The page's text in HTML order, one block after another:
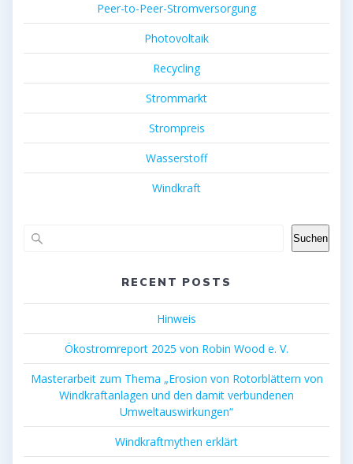
Peer-to-Peer-Stromversorgung
Photovoltaik
Recycling
Strommarkt
Strompreis
Wasserstoff
Windkraft
Suchen
RECENT POSTS
Hinweis
Ökostromreport 2025 von Robin Wood e. V.
Masterarbeit zum Thema „Erosion von Rotorblättern von
Windkraftanlagen und den damit verbundenen
Umweltauswirkungen“
Windkraftmythen erklärt